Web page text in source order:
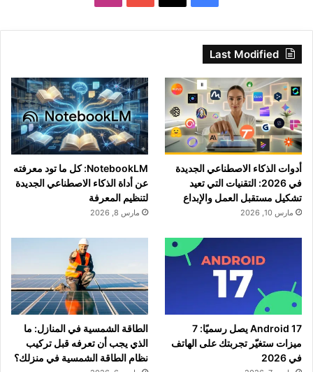
Last Modified
أدوات الذكاء الاصطناعي الجديدة
في 2026: التقنيات التي تعيد
تشكيل مستقبل العمل والإبداع
مارس 10, 2026
NotebookLM: كل ما تود معرفته
عن أداة الذكاء الاصطناعي الجديدة
لتنظيم المعرفة
مارس 8, 2026
Android 17 يصل رسميًا: 7
ميزات ستغيّر تجربتك على الهاتف
في 2026
الطاقة الشمسية في المنازل: ما
الذي يجب أن تعرفه قبل تركيب
نظام الطاقة الشمسية في منزلك؟